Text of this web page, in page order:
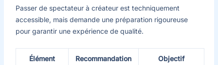
Passer de spectateur à créateur est techniquement
accessible, mais demande une préparation rigoureuse
pour garantir une expérience de qualité.
Élément Recommandation Objectif